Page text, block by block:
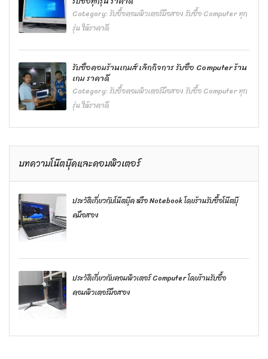
Category:รับซื้อคอมพิวเตอร์มือสอง รับซื้อ Computer ทุก
รุ่น ให้ราคาดี
รับซื้อคอมร้านเกมส์ เลิกกิจการ รับซื้อ Computer ร้าน
เกม ราคาดี
Category:รับซื้อคอมพิวเตอร์มือสอง รับซื้อ Computer ทุก
รุ่น ให้ราคาดี
บทความโน๊ตบุ๊คและคอมพิวเตอร์
ประวัติเกี่ยวกับโน๊ตบุ๊ค หรือ Notebook โดยร้านรับซื้อโน๊ตบุ๊
คมือสอง
ประวัติเกี่ยวกับคอมพิวเตอร์ Computer โดยร้านรับซื้อ
คอมพิวเตอร์มือสอง